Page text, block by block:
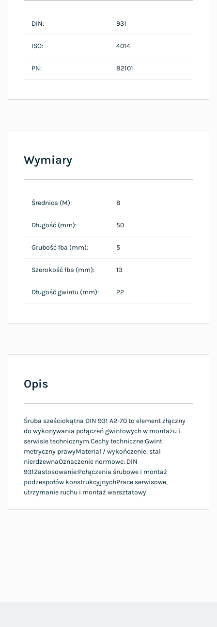
DIN: 931
ISO: 4014
PN: 82101
Wymiary
Średnica (M): 8
Długość (mm): 50
Grubość łba (mm): 5
Szerokość łba (mm): 13
Długość gwintu (mm): 22
Opis
Śruba sześciokątna DIN 931 A2-70 to element złączny
do wykonywania połączeń gwintowych w montażu i
serwisie technicznym.Cechy techniczne:Gwint
metryczny prawyMateriał / wykończenie: stal
nierdzewnaOznaczenie normowe: DIN
931Zastosowanie:Połączenia śrubowe i montaż
podzespołów konstrukcyjnychPrace serwisowe,
utrzymanie ruchu i montaż warsztatowy